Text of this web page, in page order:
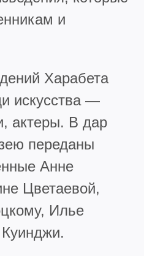
и
Харабета
искусства —
актеры. В дар
переданы
Анне
Цветаевой,
Илье